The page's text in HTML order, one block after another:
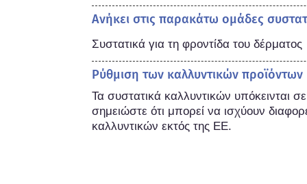
Ανήκει στις παρακάτω ομάδες
Συστατικά για τη φροντίδα του δέρματος
Ρύθμιση των καλλυντικών προϊόντων
Τα συστατικά καλλυντικών υπόκεινται
σημειώστε ότι μπορεί να ισχύουν
καλλυντικών εκτός της ΕΕ.